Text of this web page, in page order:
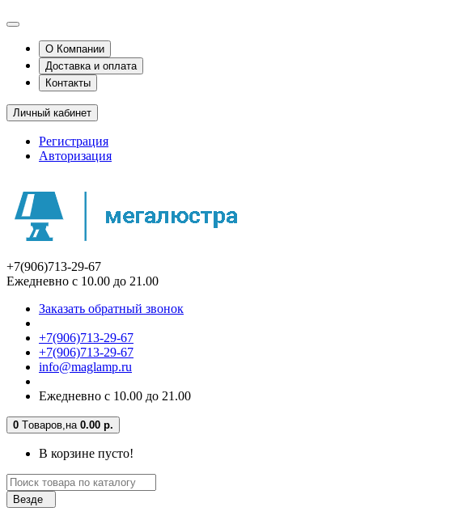
О Компании
Доставка и оплата
Контакты
Личный кабинет
Регистрация
Авторизация
+7(906)713-29-67
Ежедневно с 10.00 до 21.00
Заказать обратный звонок
+7(906)713-29-67
+7(906)713-29-67
info@maglamp.ru
Ежедневно с 10.00 до 21.00
0 Tоваров,на 0.00 р.
В корзине пусто!
Везде